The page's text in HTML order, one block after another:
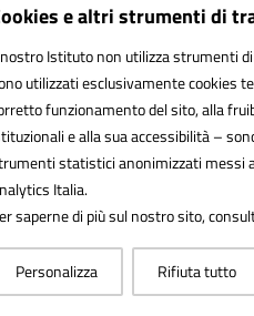
e altri strumenti di
Istituto non utilizza strumenti
utilizzati esclusivamente cookies
funzionamento del sito, alla
e alla sua accessibilità –
statistici anonimizzati messi
Italia.
saperne di più sul nostro sito,
Personalizza Rifiuta tutto